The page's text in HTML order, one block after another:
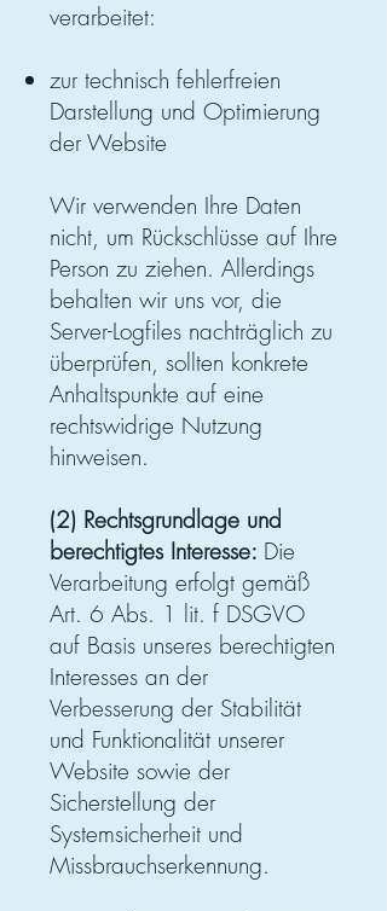
verarbeitet:
zur technisch fehlerfreien
Darstellung und Optimierung
der Website
Wir verwenden Ihre Daten
nicht, um Rückschlüsse auf Ihre
Person zu ziehen. Allerdings
behalten wir uns vor, die
Server-Logfiles nachträglich zu
überprüfen, sollten konkrete
Anhaltspunkte auf eine
rechtswidrige Nutzung
hinweisen.
(2) Rechtsgrundlage und
berechtigtes Interesse: Die
Verarbeitung erfolgt gemäß
Art. 6 Abs. 1 lit. f DSGVO
auf Basis unseres berechtigten
Interesses an der
Verbesserung der Stabilität
und Funktionalität unserer
Website sowie der
Sicherstellung der
Systemsicherheit und
Missbrauchserkennung.